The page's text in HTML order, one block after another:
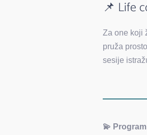
📌 Life
Za one koji
pruža
sesije
💫